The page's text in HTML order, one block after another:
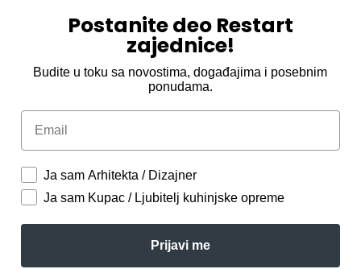
Postanite deo Restart
zajednice!
Budite u toku sa novostima, događajima i posebnim
ponudama.
Email
Ja sam Arhitekta / Dizajner
Ja sam Kupac / Ljubitelj kuhinjske opreme
Prijavi me